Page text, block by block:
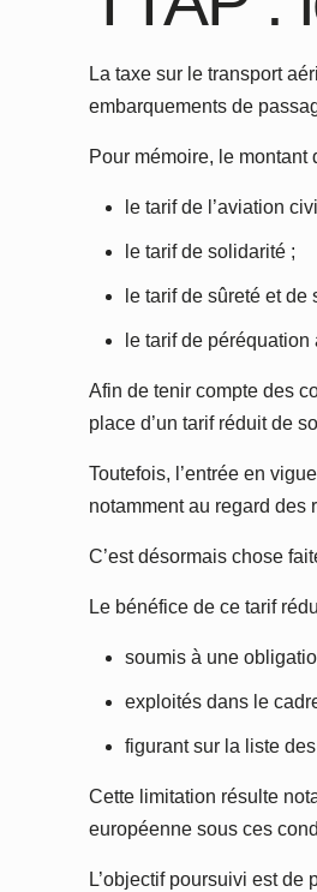
La taxe sur le transport
embarquements de
Pour mémoire, le montant
le tarif de l’aviation
le tarif de solidarité ;
le tarif de sûreté et de
le tarif de péréquation
Afin de tenir compte des
place d’un tarif réduit de
Toutefois, l’entrée en
notamment au regard des
C’est désormais chose
Le bénéfice de ce tarif
soumis à une
exploités dans le
figurant sur la liste
Cette limitation résulte
européenne sous ces
L’objectif poursuivi est